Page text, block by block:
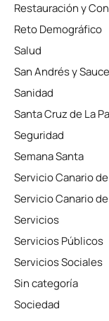
Restauración y
Reto Demográfico
Salud
San Andrés y
Sanidad
Santa Cruz de La
Seguridad
Semana Santa
Servicio Canario
Servicio Canario
Servicios
Servicios Públicos
Servicios Sociales
Sin categoría
Sociedad